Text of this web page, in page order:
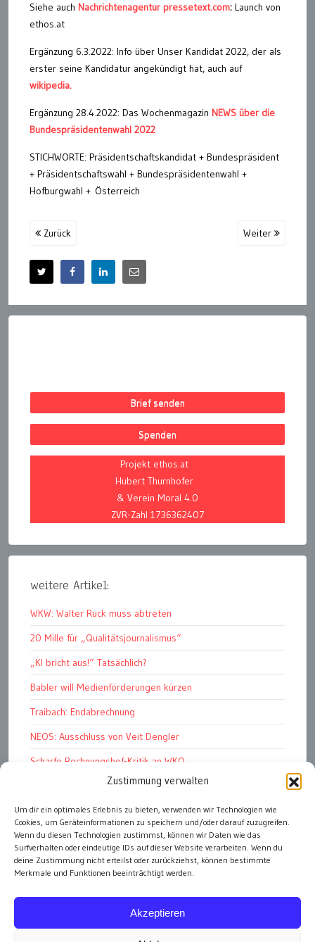
Zustimmung verwalten
Um dir ein optimales Erlebnis zu bieten, verwenden wir Technologien wie
Cookies, um Geräteinformationen zu speichern und/oder darauf zuzugreifen.
Wenn du diesen Technologien zustimmst, können wir Daten wie das
Surfverhalten oder eindeutige IDs auf dieser Website verarbeiten. Wenn du
deine Zustimmung nicht erteilst oder zurückziehst, können bestimmte
Merkmale und Funktionen beeinträchtigt werden.
Akzeptieren
Siehe auch Nachrichtenagentur pressetext.com: Launch von
ethos.at
Ergänzung 6.3.2022: Info über Unser Kandidat 2022, der als
erster seine Kandidatur angekündigt hat, auch auf
wikipedia.
Ergänzung 28.4.2022: Das Wochenmagazin NEWS über die
Bundespräsidentenwahl 2022
STICHWORTE: Präsidentschaftskandidat + Bundespräsident
+ Präsidentschaftswahl + Bundespräsidentenwahl +
Hofburgwahl + Österreich
Zurück Weiter
Brief senden
Spenden
Projekt ethos.at
Hubert Thurnhofer
& Verein Moral 4.0
ZVR-Zahl 1736362407
weitere Artikel:
WKW: Walter Ruck muss abtreten
20 Mille für „Qualitätsjournalismus“
„KI bricht aus!“ Tatsächlich?
Babler will Medienförderungen kürzen
Traibach: Endabrechnung
NEOS: Ausschluss von Veit Dengler
Scharfe Rechnungshof-Kritik an WKO
Pelletspreise steigen massiv
Werbemüll: unüberbietbar
Graz Stadt der HerzensbrecherInnen
alle Artikel